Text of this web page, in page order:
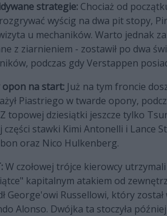
strategie: Chociaż od
wyścig na dwa pit stopy,
u mechaników. Warto jednak
z ziarnieniem - zostawił po dwa
podczas gdy Verstappen
na start: Już na tym froncie
Piastriego w twarde opony,
topowej dziesiątki jeszcze tylko
części stawki Kimi Antonelli i Lance
oraz Nico Hulkenberg.
W czołowej trójce kierowcy
kapitalnym atakiem od
George'owi Russellowi, który
Alonso. Dwójka ta stoczyła